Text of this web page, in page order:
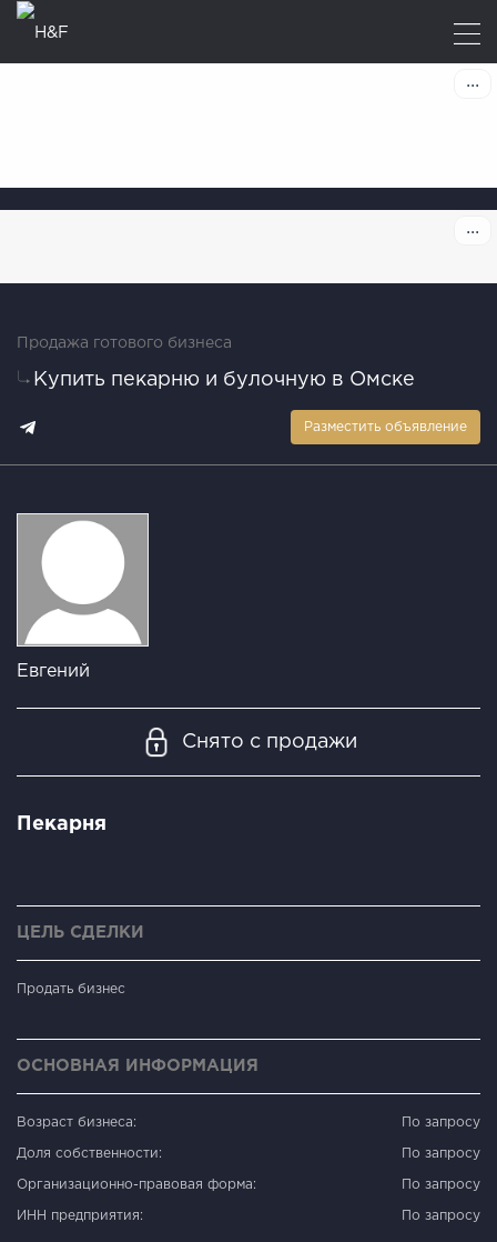
Продажа готового бизнеса
Купить пекарню и булочную в Омске
Разместить объявление
Евгений
Снято с продажи
Пекарня
ЦЕЛЬ СДЕЛКИ
Продать бизнес
ОСНОВНАЯ ИНФОРМАЦИЯ
Возраст бизнеса: По запросу
Доля собственности: По запросу
Организационно-правовая форма: По запросу
ИНН предприятия: По запросу